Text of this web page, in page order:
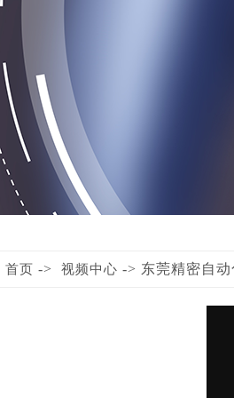
首页 -> 视频中心 -> 东莞精密自